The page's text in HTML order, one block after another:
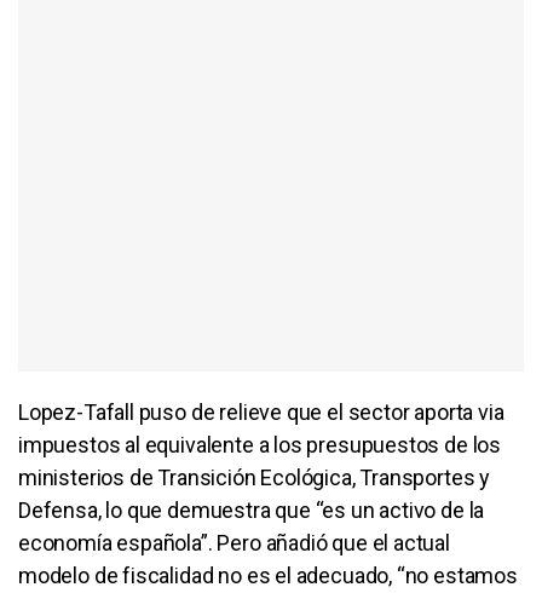
Lopez-Tafall puso de relieve que el sector aporta via
impuestos al equivalente a los presupuestos de los
ministerios de Transición Ecológica, Transportes y
Defensa, lo que demuestra que “es un activo de la
economía española”. Pero añadió que el actual
modelo de fiscalidad no es el adecuado, “no estamos